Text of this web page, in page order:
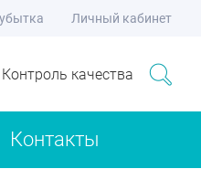
Личный кабинет
Контроль качества
Контакты